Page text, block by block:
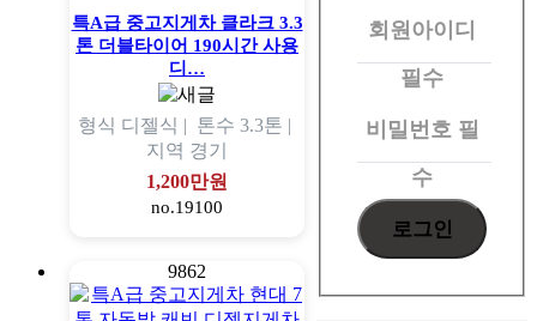
특A급 중고지게차 클라크 3.3
톤 더블타이어 190시간 사용
디…
형식 디젤식 | 톤수 3.3톤 |
지역 경기
1,200만원
no.19100
9862
회원아이디
필수
비밀번호 필
수